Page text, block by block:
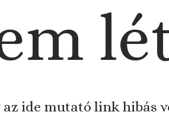
ide mutató link hibás